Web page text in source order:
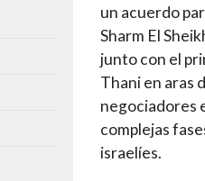
un acuerdo
Sharm El
junto con el
Thani en aras
negociadores
complejas
israelíes.